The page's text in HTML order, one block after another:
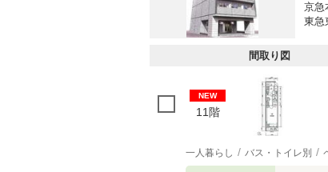
京急
東急
間取り図
NEW
11階
一人暮らし バス・トイレ別